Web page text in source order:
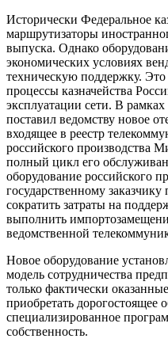
Исторически Федеральное
маршрутизаторы
выпуска. Однако
экономических условиях
техническую поддержку.
процессы казначейства
эксплуатации сети. В рамках
поставил ведомству новое
входящее в реестр
российского производства
полный цикл его
оборудование российского
государственному
сократить затраты на
выполнить
ведомственной
Новое оборудование
модель сотрудничества
только фактически
приобретать дорогостоящее
специализированное
собственность.